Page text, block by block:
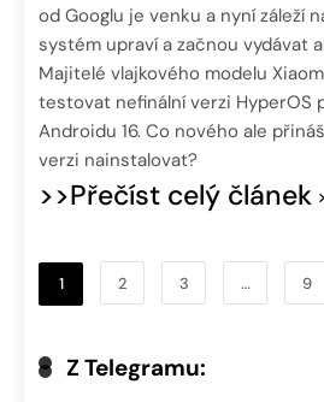
od Googlu je venku a nyní záleží
systém upraví a začnou vydávat
Majitelé vlajkového modelu
testovat nefinální verzi HyperOS
Androidu 16. Co nového ale
verzi nainstalovat?
>>Přečíst celý článek
1 2 3 … 9
Z Telegramu: